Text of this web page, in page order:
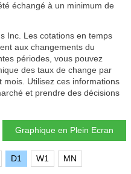
échangé à un minimum de
Inc. Les cotations en temps
aux changements du
périodes, vous pouvez
des taux de change par
Utilisez ces informations
et prendre des décisions
Graphique en Plein Ecran
D1 W1 MN